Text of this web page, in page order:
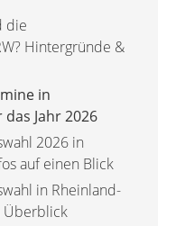
die
Hintergründe &
in
Jahr 2026
2026 in
auf einen Blick
in Rheinland-
Überblick